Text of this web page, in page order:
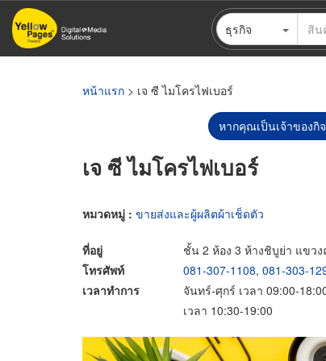
ข้าม
ไป
ธุรกิจ
หน้าแรก > เจ ซี ไมโครไฟเบอร์
หากคุณเป็นเจ้าของกิ
เจ ซี ไมโครไฟเบอร์
หมวดหมู่ : ขายส่งและผู้ผลิตผ้าเช็ดตัว
ที่อยู่
ชั้น 2 ห้อง 3 ห้างชิบูย่า แขว
โทรศัพท์
081-307-1108, 081-303-
เวลาทำการ
จันทร์-ศุกร์ เวลา 09:00-
เวลา 10:30-19:00